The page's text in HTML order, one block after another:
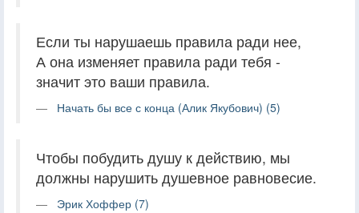
Если ты нарушаешь правила ради нее,
А она изменяет правила ради тебя -
значит это ваши правила.
Начать бы все с конца (Алик Якубович) (5)
Чтобы побудить душу к действию, мы
должны нарушить душевное равновесие.
Эрик Хоффер (7)